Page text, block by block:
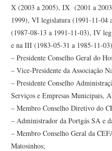
X (2003 a 2005), IX (2001 a
1999), VI legislatura (1991-11-
(1987-08-13 a 1991-11-03), IV
e na III (1983-05-31 a 1985-11-
– Presidente Conselho Geral do
– Vice-Presidente da Associação
– Presidente Conselho
Serviços e Empresas Municipais,
– Membro Conselho Diretivo do
– Administrador da Portgás SA e
– Membro Conselho Geral da
Matosinhos;